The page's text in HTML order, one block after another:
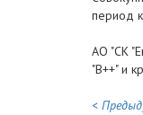
период
АО "СК
"B++" и
<